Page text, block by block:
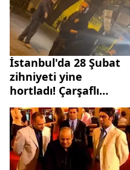
İstanbul'da 28 Şubat
zihniyeti yine
hortladı! Çarşaflı
kadınlara çirkin saldırı